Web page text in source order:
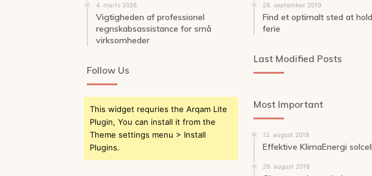
4. marts 2026
Vigtigheden af professionel
regnskabsassistance for små
virksomheder
Follow Us
This widget requries the Arqam Lite
Plugin, You can install it from the
Theme settings menu > Install
Plugins.
28. september 2019
Find et optimalt sted at
ferie
Last Modified Posts
Most Important
12. august 2018
Effektive KlimaEnergi
29. august 2018